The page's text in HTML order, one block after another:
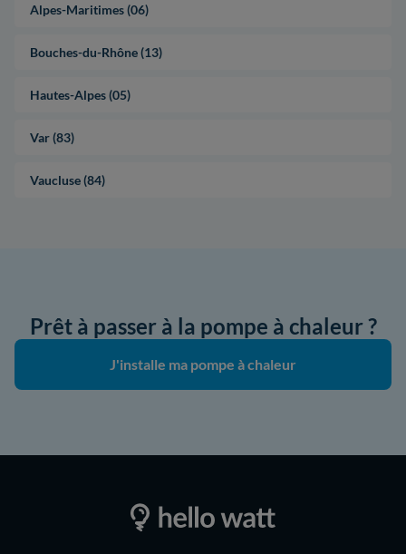
Alpes-Maritimes (06)
Bouches-du-Rhône (13)
Hautes-Alpes (05)
Var (83)
Vaucluse (84)
Prêt à passer à la pompe à chaleur ?
J'installe ma pompe à chaleur